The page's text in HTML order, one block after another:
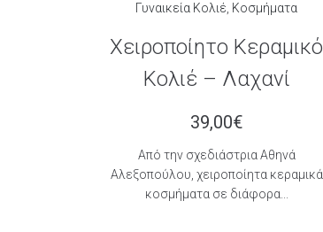
Γυναικεία Κολιέ Κοσμήματα
Χειροποίητο Κεραμικό
Κολιέ – Λαχανί
39,00€
Από την σχεδιάστρια Αθηνά
Αλεξοπούλου, χειροποίητα κεραμικά
κοσμήματα σε διάφορα...